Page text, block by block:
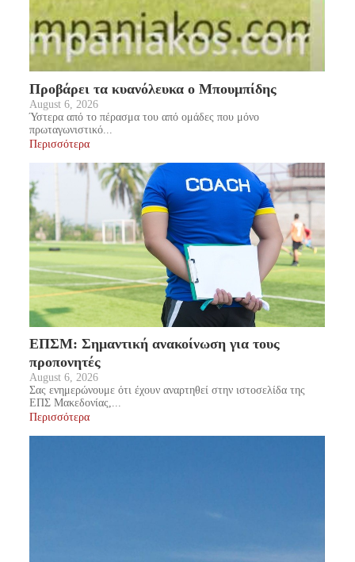
Προβάρει τα κυανόλευκα ο Μπουμπίδης
August 6, 2026
Ύστερα από το πέρασμα του από ομάδες που μόνο
πρωταγωνιστικό...
Περισσότερα
ΕΠΣΜ: Σημαντική ανακοίνωση για τους
προπονητές
August 6, 2026
Σας ενημερώνουμε ότι έχουν αναρτηθεί στην ιστοσελίδα της
ΕΠΣ Μακεδονίας,...
Περισσότερα